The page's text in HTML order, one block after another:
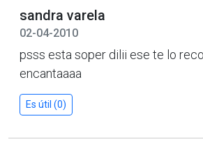
sandra varela
02-04-2010
psss esta soper dilii ese te lo
encantaaaa
Es útil (0)